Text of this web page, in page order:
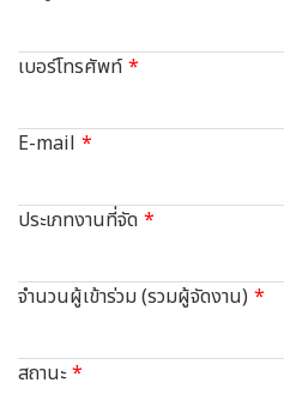
เบอร์โทรศัพท์
E-mail
ประเภทงานที่จัด
จำนวนผู้เข้าร่วม (รวมผู้จัดงาน)
สถานะ